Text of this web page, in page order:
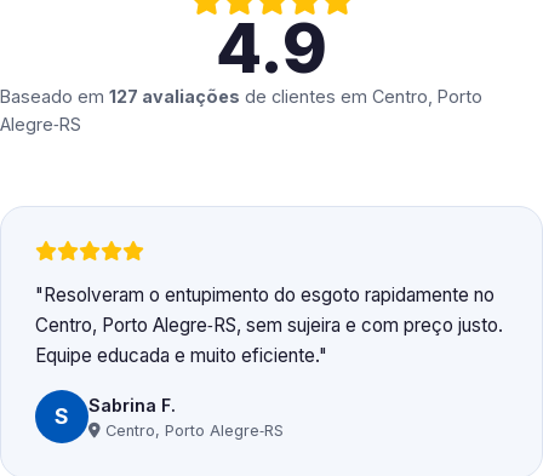
4.9
Baseado em 127 avaliações de clientes em Centro, Porto
Alegre‑RS
Resolveram o entupimento do esgoto rapidamente no
Centro, Porto Alegre‑RS, sem sujeira e com preço justo.
Equipe educada e muito eficiente.
S Sabrina F.
Centro, Porto Alegre‑RS